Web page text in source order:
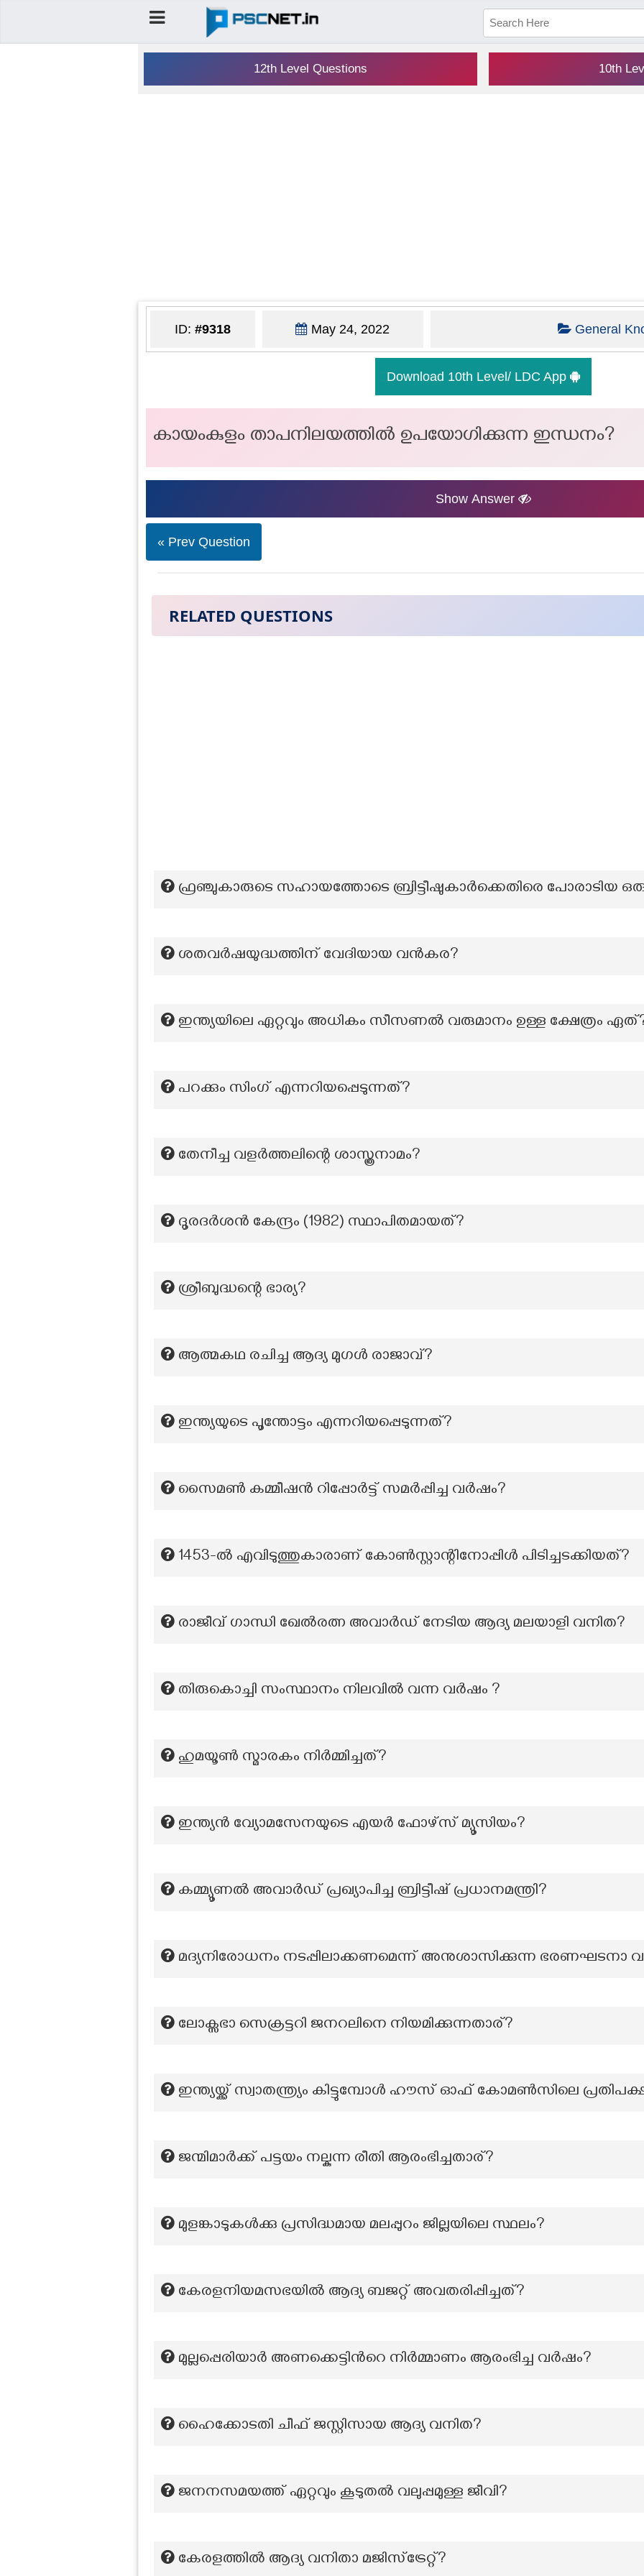
12th Level Questions 10th
ID: #9318 May 24, 2022 General
Download 10th Level/ LDC App
കായംകുളം താപനിലയത്തിൽ ഉപയോഗിക്കുന്ന ഇന്ധനം?
Show Answer
« Prev Question
RELATED QUESTIONS
ഫ്രഞ്ചുകാരുടെ സഹായത്തോടെ ബ്രിട്ടീഷുകാർക്കെതിരെ പോരാടിയ ഒരു
ശതവർഷയുദ്ധത്തിന് വേദിയായ വൻകര?
ഇന്ത്യയിലെ ഏറ്റവും അധികം സീസണൽ വരുമാനം ഉള്ള ക്ഷേത്രം
പറക്കും സിംഗ് എന്നറിയപ്പെടുന്നത്?
തേനീച്ച വളർത്തലിന്റെ ശാസ്ത്രനാമം?
ദൂരദർശൻ കേന്ദ്രം (1982) സ്ഥാപിതമായത്?
ശ്രീബുദ്ധന്റെ ഭാര്യ?
ആത്മകഥ രചിച്ച ആദ്യ മുഗൾ രാജാവ്?
ഇന്ത്യയുടെ പൂന്തോട്ടം എന്നറിയപ്പെടുന്നത്?
സൈമൺ കമ്മീഷൻ റിപ്പോർട്ട് സമർപ്പിച്ച വർഷം?
1453-ൽ എവിടുത്തുകാരാണ് കോൺസ്റ്റാന്റിനോപ്പിൾ പിടിച്ചടക്കിയത്?
രാജീവ് ഗാന്ധി ഖേൽരത്ന അവാർഡ് നേടിയ ആദ്യ മലയാളി വനിത?
തിരുകൊച്ചി സംസ്ഥാനം നിലവിൽ വന്ന വർഷം ?
ഹുമയൂൺ സ്മാരകം നിർമ്മിച്ചത്?
ഇന്ത്യൻ വ്യോമസേനയുടെ എയർ ഫോഴ്സ് മ്യൂസിയം?
കമ്മ്യൂണൽ അവാർഡ് പ്രഖ്യാപിച്ച ബ്രിട്ടീഷ് പ്രധാനമന്ത്രി?
മദ്യനിരോധനം നടപ്പിലാക്കണമെന്ന് അനുശാസിക്കുന്ന ഭരണഘടനാ
ലോക്സഭാ സെക്രട്ടറി ജനറലിനെ നിയമിക്കുന്നതാര്?
ഇന്ത്യയ്ക്ക് സ്വാതന്ത്ര്യം കിട്ടുമ്പോൾ ഹൗസ് ഓഫ് കോമൺസിലെ
ജന്മിമാർക്ക് പട്ടയം നല്കുന്ന രീതി ആരംഭിച്ചതാര്?
മുളങ്കാടുകൾക്കു പ്രസിദ്ധമായ മലപ്പുറം ജില്ലയിലെ സ്ഥലം?
കേരളനിയമസഭയിൽ ആദ്യ ബജറ്റ് അവതരിപ്പിച്ചത്?
മുല്ലപ്പെരിയാർ അണക്കെട്ടിന്‍റെ നിർമ്മാണം ആരംഭിച്ച വർഷം?
ഹൈക്കോടതി ചീഫ് ജസ്റ്റിസായ ആദ്യ വനിത?
ജനനസമയത്ത് ഏറ്റവും കൂടുതൽ വലുപ്പമുള്ള ജീവി?
കേരളത്തിൽ ആദ്യ വനിതാ മജിസ്‌ട്രേറ്റ്?